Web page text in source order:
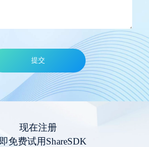
提交
现在注册
免费试用ShareSDK